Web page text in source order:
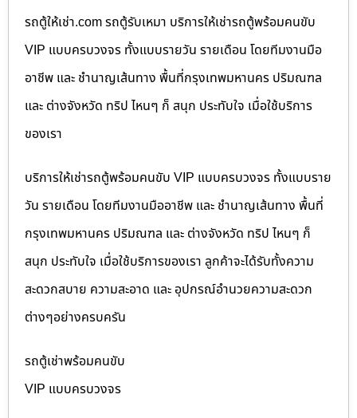
รถตู้ให้เช่า.com รถตู้รับเหมา บริการให้เช่ารถตู้พร้อมคนขับ
VIP แบบครบวงจร ทั้งแบบรายวัน รายเดือน โดยทีมงานมือ
อาชีพ และ ชำนาญเส้นทาง พื้นที่กรุงเทพมหานคร ปริมณฑล
และ ต่างจังหวัด ทริป ไหนๆ ก็ สนุก ประทับใจ เมื่อใช้บริการ
ของเรา
บริการให้เช่ารถตู้พร้อมคนขับ VIP แบบครบวงจร ทั้งแบบราย
วัน รายเดือน โดยทีมงานมืออาชีพ และ ชำนาญเส้นทาง พื้นที่
กรุงเทพมหานคร ปริมณฑล และ ต่างจังหวัด ทริป ไหนๆ ก็
สนุก ประทับใจ เมื่อใช้บริการของเรา ลูกค้าจะได้รับทั้งความ
สะดวกสบาย ความสะอาด และ อุปกรณ์อำนวยความสะดวก
ต่างๆอย่างครบครัน
รถตู้เช่าพร้อมคนขับ
VIP แบบครบวงจร